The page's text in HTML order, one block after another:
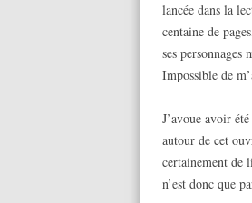
lancée dans la
centaine de
ses personnages
Impossible de
J’avoue avoir
autour de cet
certainement de
n’est donc que